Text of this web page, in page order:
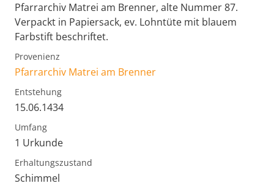
Pfarrarchiv Matrei am Brenner, alte Nummer 87.
Verpackt in Papiersack, ev. Lohntüte mit blauem
Farbstift beschriftet.
Provenienz
Pfarrarchiv Matrei am Brenner
Entstehung
15.06.1434
Umfang
1 Urkunde
Erhaltungszustand
Schimmel